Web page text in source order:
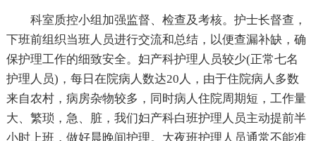
科室质控小组加强监督、检查及考核。护士长督查，
下班前组织当班人员进行交流和总结，以便查漏补缺，确
保护理工作的细致安全。妇产科护理人员较少(正常七名
护理人员)，每日在院病人数达20人，由于住院病人多数
来自农村，病房杂物较多，同时病人住院周期短，工作量
大、繁琐，急、脏，我们妇产科白班护理人员主动提前半
小时上班，做好晨晚间护理。大夜班护理人员通常不能准